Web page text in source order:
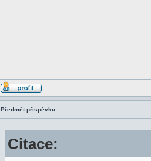
Předmět příspěvku:
Citace: